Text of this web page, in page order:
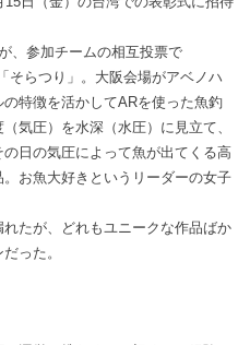
、参加チームの相互投票で
そらつり」。大阪会場がアベノハ
特徴を活かしてARを使った魚釣
気圧）を水深（水圧）に見立て、
日の気圧によって魚が出てくる高
お魚大好きというリーダーの女子
たが、どれもユニークな作品ばか
った。